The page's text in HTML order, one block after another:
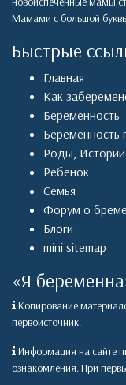
Мамами с большой
Быстрые
Главная
Как
Беременность
Беременность
Роды,
Ребенок
Семья
Форум о
Блоги
mini sitemap
«Я беременна
Копирование
первоисточник.
Информация на сайте
ознакомления. При